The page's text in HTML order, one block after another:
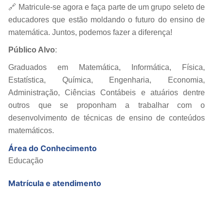
🔗 Matricule-se agora e faça parte de um grupo seleto de
educadores que estão moldando o futuro do ensino de
matemática. Juntos, podemos fazer a diferença!
Público Alvo:
Graduados em Matemática, Informática, Física,
Estatística, Química, Engenharia, Economia,
Administração, Ciências Contábeis e atuários dentre
outros que se proponham a trabalhar com o
desenvolvimento de técnicas de ensino de conteúdos
matemáticos.
Área do Conhecimento
Educação
Matrícula e atendimento